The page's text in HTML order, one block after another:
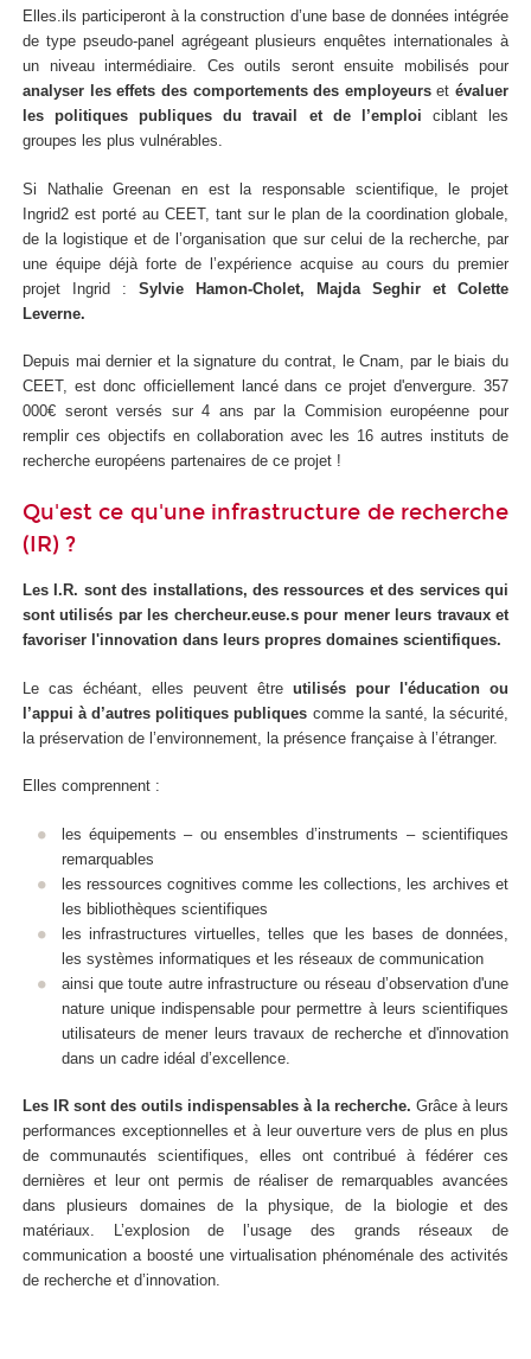
Elles.ils participeront à la construction d’une base de données intégrée
de type pseudo-panel agrégeant plusieurs enquêtes internationales à
un niveau intermédiaire. Ces outils seront ensuite mobilisés pour
analyser les effets des comportements des employeurset évaluer
les politiques publiques du travail et de l’emploi ciblant les
groupes les plus vulnérables.
Si Nathalie Greenan en est la responsable scientifique, le projet
Ingrid2 est porté au CEET, tant sur le plan de la coordination globale,
de la logistique et de l’organisation que sur celui de la recherche, par
une équipe déjà forte de l’expérience acquise au cours du premier
projet Ingrid : Sylvie Hamon-Cholet, Majda Seghir et Colette
Leverne.
Depuis mai dernier et la signature du contrat, le Cnam, par le biais du
CEET, est donc officiellement lancé dans ce projet d'envergure. 357
000€ seront versés sur 4 ans par la Commision européenne pour
remplir ces objectifs en collaboration avec les 16 autres instituts de
recherche européens partenaires de ce projet !
Qu'est ce qu'une infrastructure de recherche
(IR) ?
Les I.R. sont des installations, des ressources et des services qui
sont utilisés par les chercheur.euse.s pour mener leurs travaux et
favoriser l'innovation dans leurs propres domaines scientifiques.
Le cas échéant, elles peuvent être utilisés pour l'éducation ou
l’appui à d’autres politiques publiques comme la santé, la sécurité,
la préservation de l’environnement, la présence française à l’étranger.
Elles comprennent :
les équipements – ou ensembles d’instruments – scientifiques
remarquables
les ressources cognitives comme les collections, les archives et
les bibliothèques scientifiques
les infrastructures virtuelles, telles que les bases de données,
les systèmes informatiques et les réseaux de communication
ainsi que toute autre infrastructure ou réseau d’observation d'une
nature unique indispensable pour permettre à leurs scientifiques
utilisateurs de mener leurs travaux de recherche et d'innovation
dans un cadre idéal d’excellence.
Les IR sont des outils indispensables à la recherche. Grâce à leurs
performances exceptionnelles et à leur ouverture vers de plus en plus
de communautés scientifiques, elles ont contribué à fédérer ces
dernières et leur ont permis de réaliser de remarquables avancées
dans plusieurs domaines de la physique, de la biologie et des
matériaux. L’explosion de l’usage des grands réseaux de
communication a boosté une virtualisation phénoménale des activités
de recherche et d’innovation.